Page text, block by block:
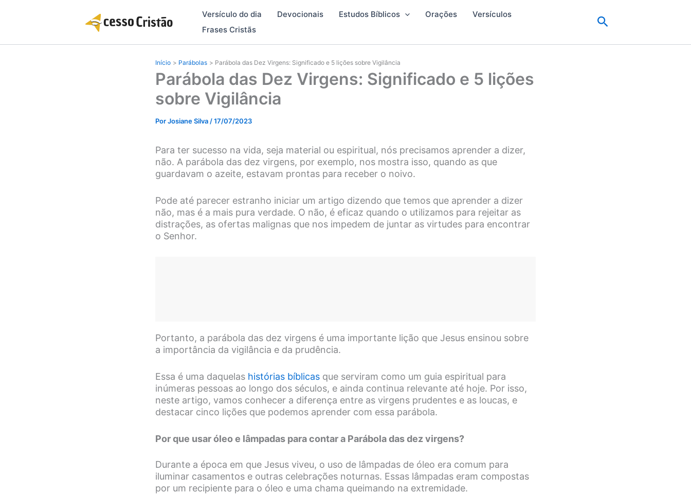
Versículo do dia Devocionais Estudos Bíblicos Orações
Versículos
Frases Cristãs
Pesquisar
Início Parábolas Parábola das Dez Virgens: Significado e 5 lições sobre Vigilância
Parábola das Dez Virgens: Significado e 5 lições
sobre Vigilância
PorJosiane Silva/17/07/2023
Para ter sucesso na vida, seja material ou espiritual, nós precisamos aprender a dizer,
não. A parábola das dez virgens, por exemplo, nos mostra isso, quando as que
guardavam o azeite, estavam prontas para receber o noivo.
Pode até parecer estranho iniciar um artigo dizendo que temos que aprender a dizer
não, mas é a mais pura verdade. O não, é eficaz quando o utilizamos para rejeitar as
distrações, as ofertas malignas que nos impedem de juntar as virtudes para encontrar
o Senhor.
Portanto, a parábola das dez virgens é uma importante lição que Jesus ensinou sobre
a importância da vigilância e da prudência.
Essa é uma daquelas histórias bíblicas que serviram como um guia espiritual para
inúmeras pessoas ao longo dos séculos, e ainda continua relevante até hoje. Por isso,
neste artigo, vamos conhecer a diferença entre as virgens prudentes e as loucas, e
destacar cinco lições que podemos aprender com essa parábola.
Por que usar óleo e lâmpadas para contar a Parábola das dez virgens?
Durante a época em que Jesus viveu, o uso de lâmpadas de óleo era comum para
iluminar casamentos e outras celebrações noturnas. Essas lâmpadas eram compostas
por um recipiente para o óleo e uma chama queimando na extremidade.